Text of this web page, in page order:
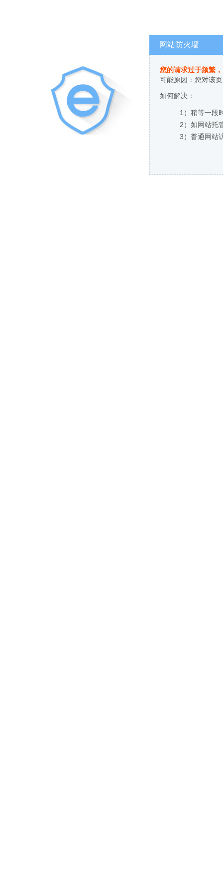
网站防火墙
您的请求过于频繁
可能原因：您对该
如何解决：
1）稍等一段
2）如网站托
3）普通网站